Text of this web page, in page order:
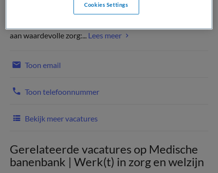
Wij zijn een groot topklinisch opleidingsziekenhuis. Daar
aan waardevolle zorg:... Lees meer
Toon email
Toon telefoonnummer
Bekijk meer vacatures
Gerelateerde vacatures op Medische
banenbank | Werk(t) in zorg en welzijn
Cookies Settings